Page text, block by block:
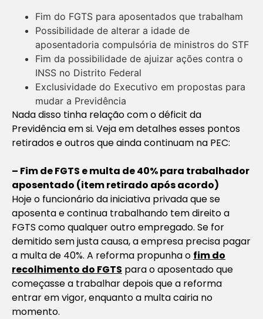
Fim do FGTS para aposentados que trabalham
Possibilidade de alterar a idade de
aposentadoria compulsória de ministros do STF
Fim da possibilidade de ajuizar ações contra o
INSS no Distrito Federal
Exclusividade do Executivo em propostas para
mudar a Previdência
Nada disso tinha relação com o déficit da
Previdência em si. Veja em detalhes esses pontos
retirados e outros que ainda continuam na PEC:
– Fim de FGTS e multa de 40% para trabalhador
aposentado (item retirado após acordo)
Hoje o funcionário da iniciativa privada que se
aposenta e continua trabalhando tem direito a
FGTS como qualquer outro empregado. Se for
demitido sem justa causa, a empresa precisa pagar
a multa de 40%. A reforma propunha o fim do
recolhimento do FGTS para o aposentado que
começasse a trabalhar depois que a reforma
entrar em vigor, enquanto a multa cairia no
momento.